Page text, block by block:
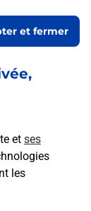
et ses
les
et fermer
PLELAN